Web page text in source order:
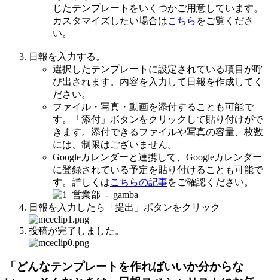
じたテンプレートをいくつかご用意しています。
カスタマイズしたい場合はこちら をご覧くださ
い。
日報を入力する。
選択したテンプレートに設定されている項目が呼
び出されます。内容を入力して日報を作成してく
ださい。
ファイル・写真・動画を添付することも可能で
す。「添付」ボタンをクリックして貼り付けがで
きます。添付できるファイルや写真の容量、枚数
には、制限はございません。
Googleカレンダーと連携して、Googleカレンダー
に登録されている予定を貼り付けることも可能で
す。詳しくはこちらの記事をご確認ください。
日報を入力したら「提出」ボタンをクリック
投稿が完了しました。
「どんなテンプレートを作ればいいか分からな